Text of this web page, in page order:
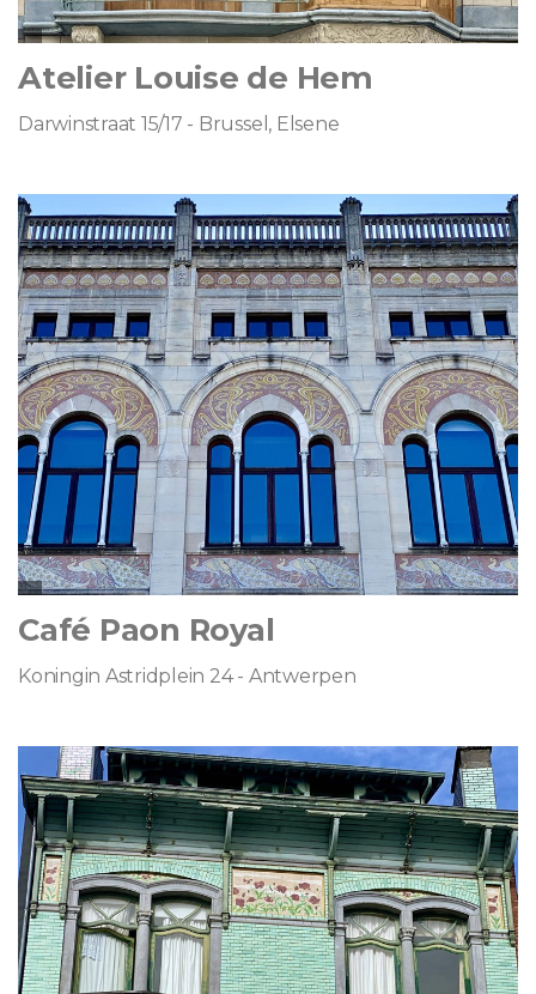
Atelier Louise de Hem
Darwinstraat 15/17 - Brussel, Elsene
Café Paon Royal
Koningin Astridplein 24 - Antwerpen